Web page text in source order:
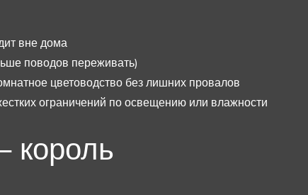
вне дома
поводов переживать)
цветоводство без лишних провалов
ограничений по освещению или влажности
король